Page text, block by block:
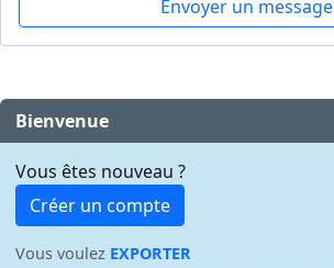
Envoyer un message
Bienvenue
Vous êtes nouveau ?
Créer un compte
Vous voulez EXPORTER